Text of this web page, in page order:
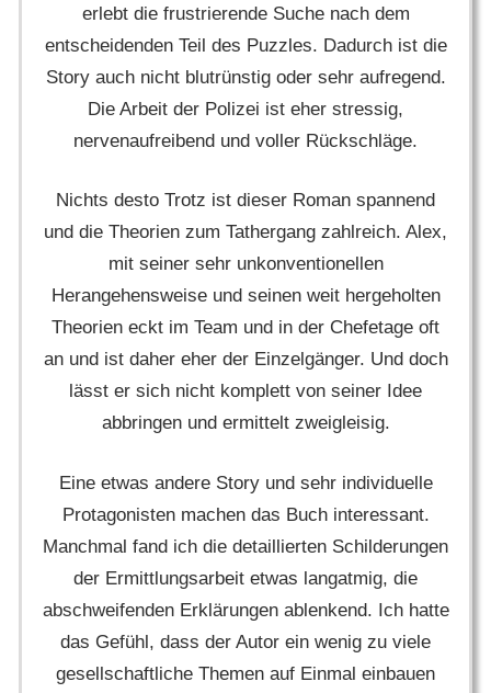
erlebt die frustrierende Suche nach dem
entscheidenden Teil des Puzzles. Dadurch ist die
Story auch nicht blutrünstig oder sehr aufregend.
Die Arbeit der Polizei ist eher stressig,
nervenaufreibend und voller Rückschläge.
Nichts desto Trotz ist dieser Roman spannend
und die Theorien zum Tathergang zahlreich. Alex,
mit seiner sehr unkonventionellen
Herangehensweise und seinen weit hergeholten
Theorien eckt im Team und in der Chefetage oft
an und ist daher eher der Einzelgänger. Und doch
lässt er sich nicht komplett von seiner Idee
abbringen und ermittelt zweigleisig.
Eine etwas andere Story und sehr individuelle
Protagonisten machen das Buch interessant.
Manchmal fand ich die detaillierten Schilderungen
der Ermittlungsarbeit etwas langatmig, die
abschweifenden Erklärungen ablenkend. Ich hatte
das Gefühl, dass der Autor ein wenig zu viele
gesellschaftliche Themen auf Einmal einbauen